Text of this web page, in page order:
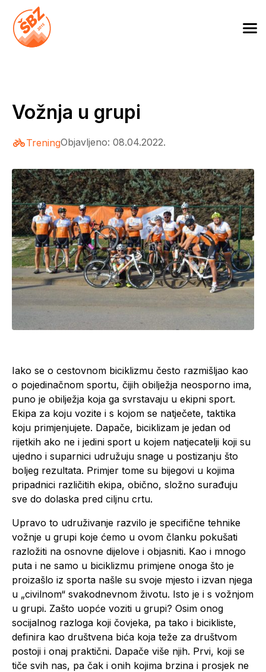
content
Škola biciklizma Zagreb
Vožnja u grupi
TreningObjavljeno: 08.04.2022.
Iako se o cestovnom biciklizmu često razmišljao kao
o pojedinačnom sportu, čijih obilježja neosporno ima,
puno je obilježja koja ga svrstavaju u ekipni sport.
Ekipa za koju vozite i s kojom se natječete, taktika
koju primjenjujete. Dapače, biciklizam je jedan od
rijetkih ako ne i jedini sport u kojem natjecatelji koji su
ujedno i suparnici udružuju snage u postizanju što
boljeg rezultata. Primjer tome su bijegovi u kojima
pripadnici različitih ekipa, obično, složno surađuju
sve do dolaska pred ciljnu crtu.
Upravo to udruživanje razvilo je specifične tehnike
vožnje u grupi koje ćemo u ovom članku pokušati
razložiti na osnovne dijelove i objasniti. Kao i mnogo
puta i ne samo u biciklizmu primjene onoga što je
proizašlo iz sporta našle su svoje mjesto i izvan njega
u „civilnom“ svakodnevnom životu. Isto je i s vožnjom
u grupi. Zašto uopće voziti u grupi? Osim onog
socijalnog razloga koji čovjeka, pa tako i bicikliste,
definira kao društvena bića koja teže za društvom
postoji i onaj praktični. Dapače više njih. Prvi, koji se
tiče svih nas, pa čak i onih kojima brzina i prosjek ne